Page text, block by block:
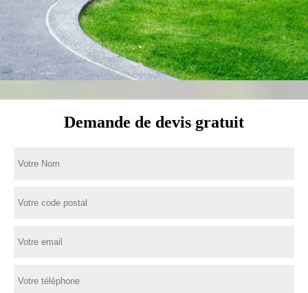
Demande de devis gratuit